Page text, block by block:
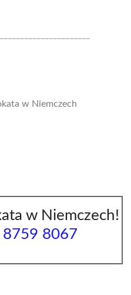
w Niemczech!
8067